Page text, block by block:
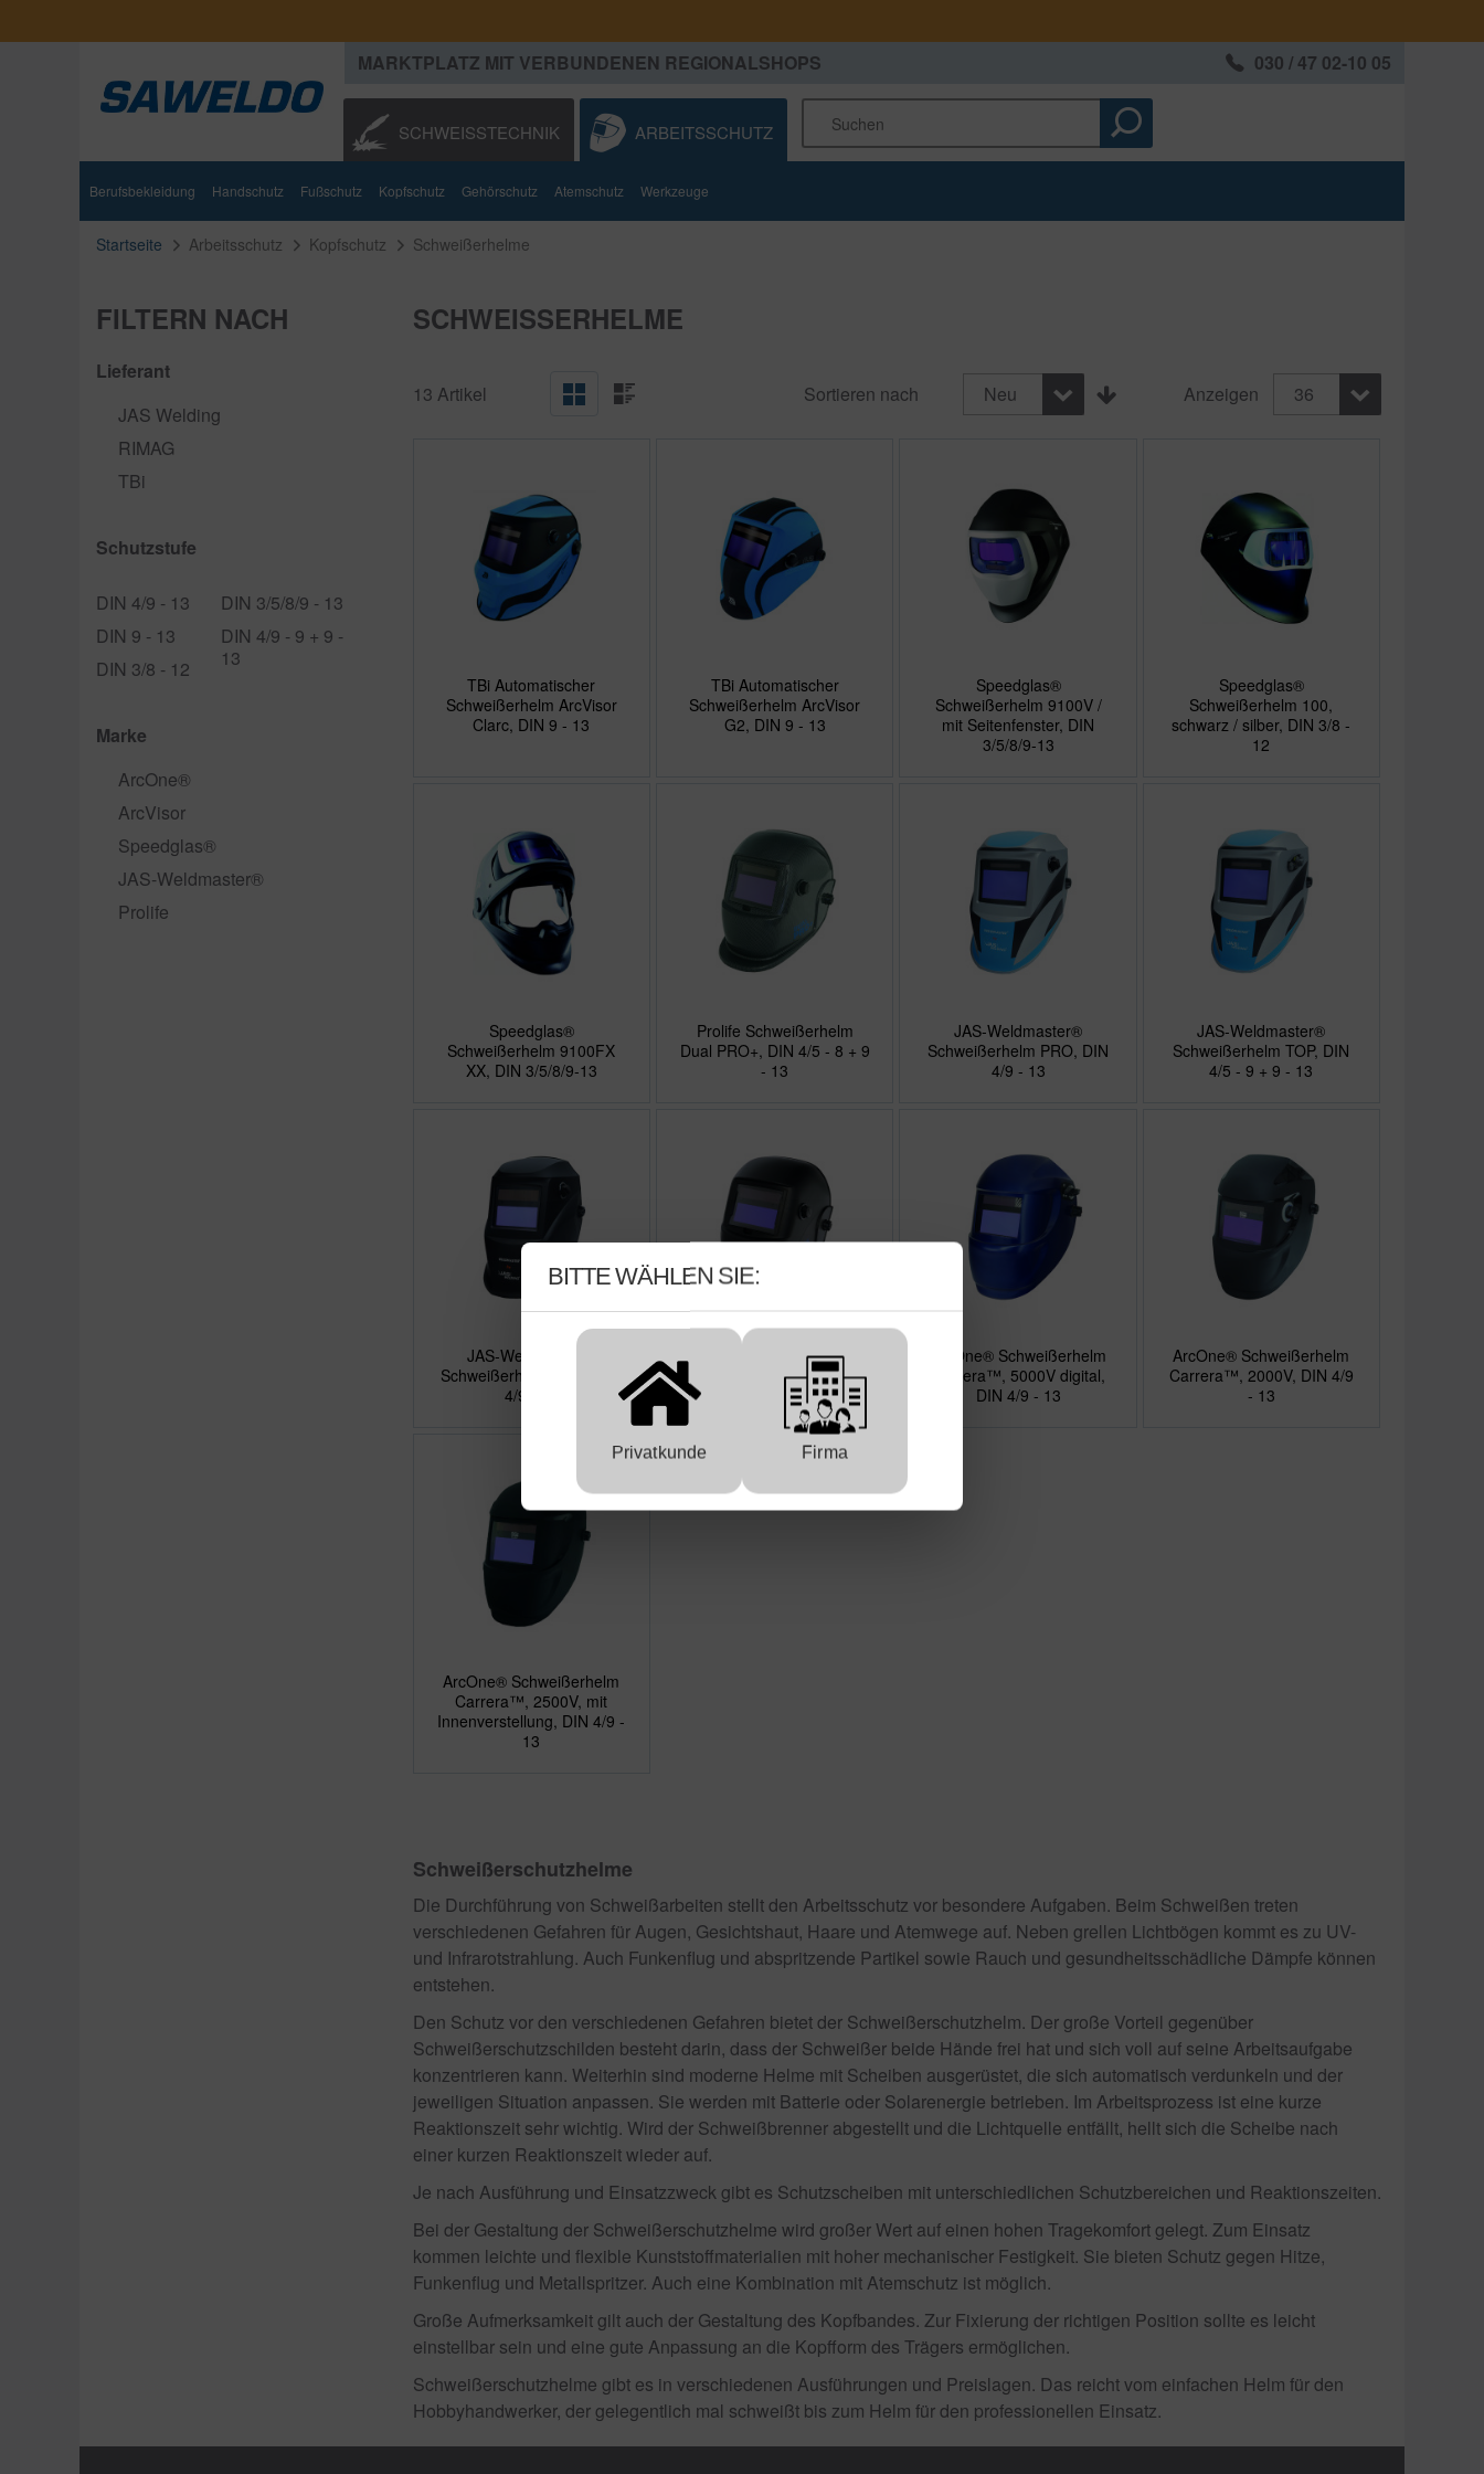
030 / 47 02-10 05
MARKTPLATZ MIT VERBUNDENEN REGIONALSHOPS
SCHWEISSTECHNIK
Schweißbrenner Schweißgeräte Schweißzubehör Zusatzwerkstoffe Autogentechnik Technische Ausrüstungen
ARBEITSSCHUTZ
Berufsbekleidung Handschutz Fußschutz Kopfschutz Gehörschutz Atemschutz Werkzeuge
Startseite Arbeitsschutz Kopfschutz Schweißerhelme
SCHWEISSERHELME
13 Artikel Sortieren nach Neu Anzeigen 36
TBi Automatischer
Schweißerhelm ArcVisor
Clarc, DIN 9 - 13
TBi Automatischer
Schweißerhelm ArcVisor
G2, DIN 9 - 13
Speedglas®
Schweißerhelm 9100V /
mit Seitenfenster, DIN
3/5/8/9-13
Speedglas®
Schweißerhelm 100,
schwarz / silber, DIN 3/8 -
12
Speedglas®
Schweißerhelm 9100FX
XX, DIN 3/5/8/9-13
Prolife Schweißerhelm
Dual PRO+, DIN 4/5 - 8 + 9
- 13
JAS-Weldmaster®
Schweißerhelm PRO, DIN
4/9 - 13
JAS-Weldmaster®
Schweißerhelm TOP, DIN
4/5 - 9 + 9 - 13
JAS-Weldmaster®
Schweißerhelm ECO, DIN
4/9 - 13
Prolife Schweißerhelm
Matik PRO+, DIN 4/9 - 13
ArcOne® Schweißerhelm
Carrera™, 5000V digital,
DIN 4/9 - 13
ArcOne® Schweißerhelm
Carrera™, 2000V, DIN 4/9
- 13
ArcOne® Schweißerhelm
Carrera™, 2500V, mit
Innenverstellung, DIN 4/9 -
13
Schweißerschutzhelme
Die Durchführung von Schweißarbeiten stellt den Arbeitsschutz vor besondere Aufgaben. Beim Schweißen treten
verschiedenen Gefahren für Augen, Gesichtshaut, Haare und Atemwege auf. Neben grellen Lichtbögen kommt es zu UV-
und Infrarotstrahlung. Auch Funkenflug und abspritzende Partikel sowie Rauch und gesundheitsschädliche Dämpfe können
entstehen.
Den Schutz vor den verschiedenen Gefahren bietet der Schweißerschutzhelm. Der große Vorteil gegenüber
Schweißerschutzschilden besteht darin, dass der Schweißer beide Hände frei hat und sich voll auf seine Arbeitsaufgabe
konzentrieren kann. Weiterhin sind moderne Helme mit Scheiben ausgerüstet, die sich automatisch verdunkeln und der
jeweiligen Situation anpassen. Sie werden mit Batterie oder Solarenergie betrieben. Im Arbeitsprozess ist eine kurze
Reaktionszeit sehr wichtig. Wird der Schweißbrenner abgestellt und die Lichtquelle entfällt, hellt sich die Scheibe nach
einer kurzen Reaktionszeit wieder auf.
Je nach Ausführung und Einsatzzweck gibt es Schutzscheiben mit unterschiedlichen Schutzbereichen und Reaktionszeiten.
Bei der Gestaltung der Schweißerschutzhelme wird großer Wert auf einen hohen Tragekomfort gelegt. Zum Einsatz
kommen leichte und flexible Kunststoffmaterialien mit hoher mechanischer Festigkeit. Sie bieten Schutz gegen Hitze,
Funkenflug und Metallspritzer. Auch eine Kombination mit Atemschutz ist möglich.
Große Aufmerksamkeit gilt auch der Gestaltung des Kopfbandes. Zur Fixierung der richtigen Position sollte es leicht
einstellbar sein und eine gute Anpassung an die Kopfform des Trägers ermöglichen.
Schweißerschutzhelme gibt es in verschiedenen Ausführungen und Preislagen. Das reicht vom einfachen Helm für den
Hobbyhandwerker, der gelegentlich mal schweißt bis zum Helm für den professionellen Einsatz.
FILTERN NACH
Lieferant
JAS Welding
RIMAG
TBi
Schutzstufe
DIN 4/9 - 13
DIN 9 - 13
DIN 3/8 - 12
DIN 3/5/8/9 - 13
DIN 4/9 - 9 + 9 -
13
Marke
ArcOne®
ArcVisor
Speedglas®
JAS-Weldmaster®
Prolife
BITTE WÄHLEN SIE:
Privatkunde Firma